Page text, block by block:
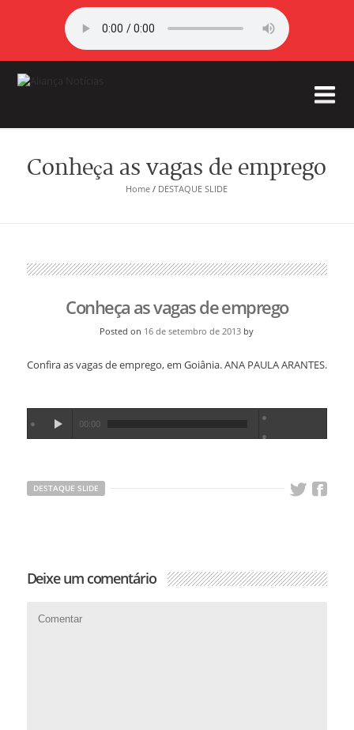
Conheça as vagas de emprego
Home / DESTAQUE SLIDE
Conheça as vagas de emprego
Posted on 16 de setembro de 2013 by
Confira as vagas de emprego, em Goiânia. ANA PAULA ARANTES.
00:00
DESTAQUE SLIDE
Deixe um comentário